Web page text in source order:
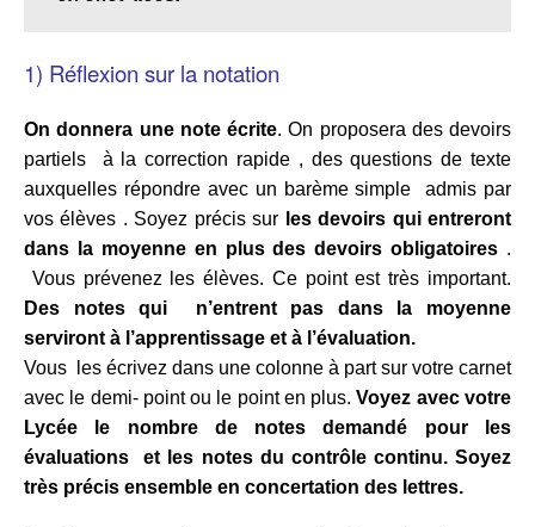
1) Réflexion sur la notation
On donnera une note écrite. On proposera des devoirs
partiels à la correction rapide , des questions de texte
auxquelles répondre avec un barème simple admis par
vos élèves . Soyez précis sur les devoirs qui entreront
dans la moyenne en plus des devoirs obligatoires .
Vous prévenez les élèves. Ce point est très important.
Des notes qui n’entrent pas dans la moyenne
serviront à l’apprentissage et à l’évaluation.
Vous les écrivez dans une colonne à part sur votre carnet
avec le demi- point ou le point en plus.Voyez avec votre
Lycée le nombre de notes demandé pour les
évaluations et les notes du contrôle continu. Soyez
très précis ensemble en concertation des lettres.